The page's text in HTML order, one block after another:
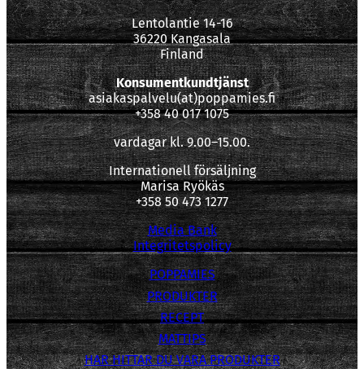
Lentolantie 14-16
36220 Kangasala
Finland
Konsumentkundtjänst
asiakaspalvelu(at)poppamies.fi
+358 40 017 1075
vardagar kl. 9.00–15.00.
Internationell försäljning
Marisa Ryökäs
+358 50 473 1277
Media Bank
Integritetspolicy
POPPAMIES
PRODUKTER
RECEPT
MATTIPS
HAR HITTAR DU VARA PRODUKTER